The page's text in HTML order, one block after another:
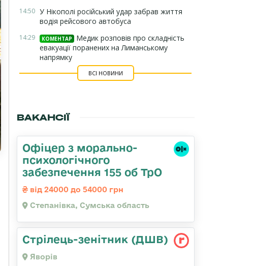
14:50 У Нікополі російський удар забрав життя
водія рейсового автобуса
14:29 КОМЕНТАР
Медик розповів про складність
евакуації поранених на Лиманському
напрямку
ВСІ НОВИНИ
ВАКАНСІЇ
Офіцер з морально-
психологічного
забезпечення 155 об ТрО
від 24000 до 54000 грн
Степанівка, Сумська область
Стрілець-зенітник (ДШВ)
Яворів